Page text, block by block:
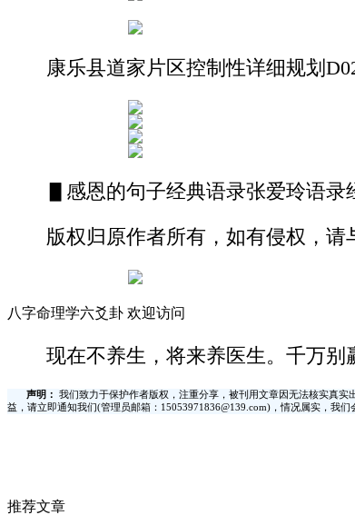
康乐县道家片区控制性详细规划
▋感恩的句子经典语录张爱玲语
版权归原作者所有，如有侵权，请
八字命理学六爻卦 欢迎访问
现在不养生，将来养医生。千万别
声明：
我们致力于保护作者版权，注重分享，被刊用文章因无法核实真
益，请立即通知我们(管理员邮箱：15053971836@139.com)，情况属实，我
推荐文章